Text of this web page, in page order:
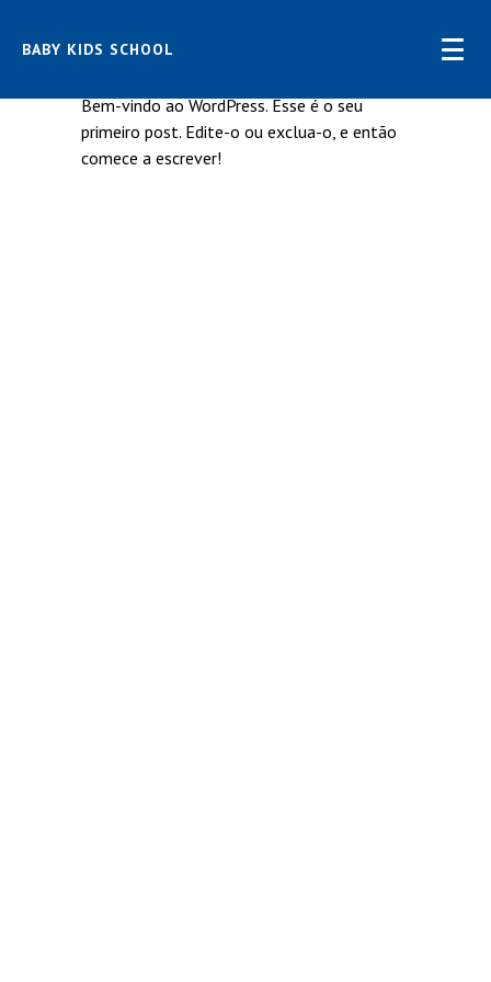
BABY KIDS SCHOOL
Bem-vindo ao WordPress. Esse é o seu
primeiro post. Edite-o ou exclua-o, e então
comece a escrever!